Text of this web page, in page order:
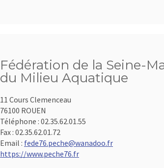
Fédération de la Seine-
du Milieu Aquatique
11 Cours Clemenceau
76100 ROUEN
Téléphone : 02.35.62.01.55
Fax : 02.35.62.01.72
Email : fede76.peche@wanadoo.fr
https://www.peche76.fr